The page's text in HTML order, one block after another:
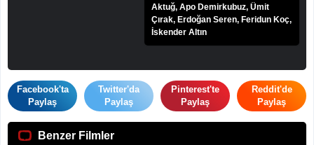
Aktuğ, Apo Demirkubuz, Ümit
Çırak, Erdoğan Seren, Feridun Koç,
İskender Altın
Facebook'ta
Paylaş
Twitter'da
Paylaş
Pinterest'te
Paylaş
Reddit'de
Paylaş
Benzer Filmler